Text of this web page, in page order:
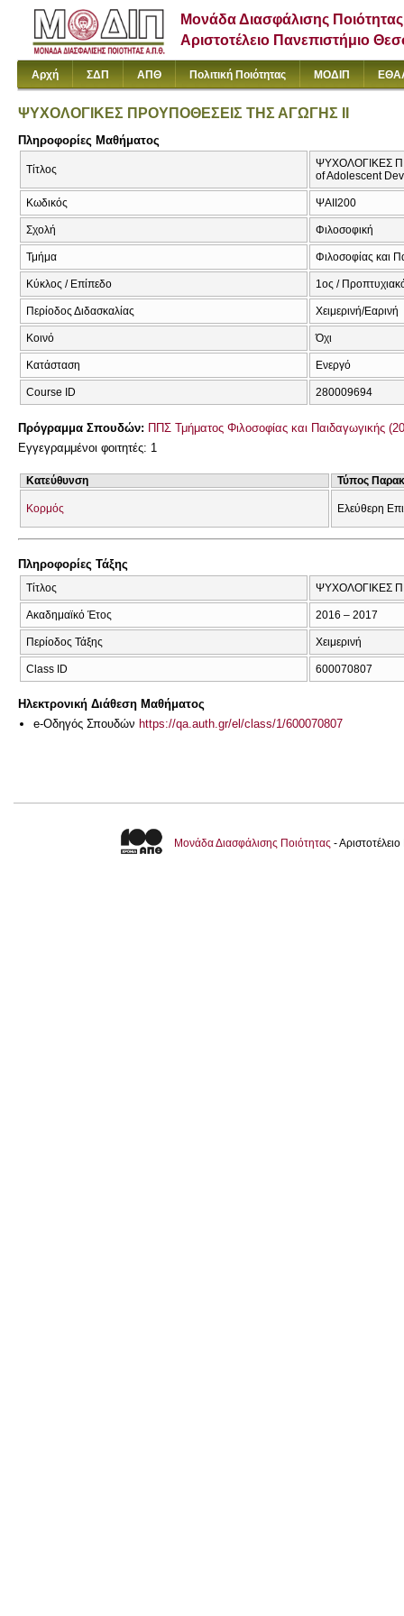
Μονάδα Διασφάλισης Ποιότητας
Αριστοτέλειο Πανεπιστήμιο
Αρχή ΣΔΠ ΑΠΘ Πολιτική Ποιότητας ΜΟΔΙΠ
ΨΥΧΟΛΟΓΙΚΕΣ ΠΡΟΥΠΟΘΕΣΕΙΣ ΤΗΣ ΑΓΩΓΗΣ ΙΙ
Πληροφορίες Μαθήματος
Τίτλος
ΨΥΧΟΛΟΓΙΚΕΣ
of Adolescent
Κωδικός ΨΑΙΙ200
Σχολή Φιλοσοφική
Τμήμα Φιλοσοφίας και
Κύκλος / Επίπεδο 1ος /
Περίοδος Διδασκαλίας Χειμερινή/Εαρινή
Κοινό Όχι
Κατάσταση Ενεργό
Course ID 280009694
Πρόγραμμα Σπουδών: ΠΠΣ Τμήματος Φιλοσοφίας και Παιδαγωγικής
Εγγεγραμμένοι φοιτητές: 1
Κατεύθυνση Τύπος
Κορμός Ελεύθερη
Πληροφορίες Τάξης
Τίτλος ΨΥΧΟΛΟΓΙΚΕΣ
Ακαδημαϊκό Έτος 2016 – 2017
Περίοδος Τάξης Χειμερινή
Class ID 600070807
Ηλεκτρονική Διάθεση Μαθήματος
e-Οδηγός Σπουδών https://qa.auth.gr/el/class/1/600070807
Μονάδα Διασφάλισης Ποιότητας -